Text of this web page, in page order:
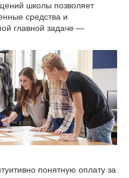
школы позволяет
средства и
главной задаче —
понятную оплату за